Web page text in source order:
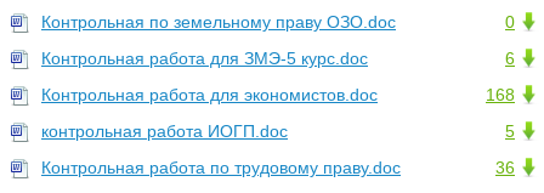
0
Контрольная по земельному праву ОЗО.doc
6
Контрольная работа для ЗМЭ-5 курс.doc
168
Контрольная работа для экономистов.doc
5
контрольная работа ИОГП.doc
36
Контрольная работа по трудовому праву.doc